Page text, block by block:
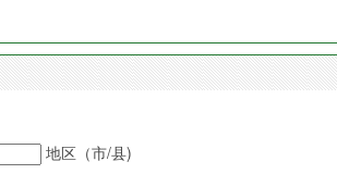
地区（市/县)